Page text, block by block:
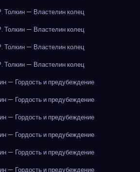
Толкин — Властелин колец
Толкин — Властелин колец
Толкин — Властелин колец
Толкин — Властелин колец
— Гордость и предубеждение
— Гордость и предубеждение
— Гордость и предубеждение
— Гордость и предубеждение
— Гордость и предубеждение
— Гордость и предубеждение